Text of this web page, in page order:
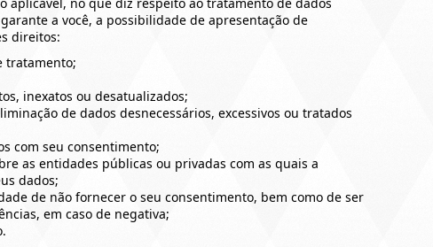
a você, a possibilidade de apresentação de
direitos:
tratamento;
inexatos ou desatualizados;
de dados desnecessários, excessivos ou tratados
com seu consentimento;
as entidades públicas ou privadas com as quais a
dados;
de não fornecer o seu consentimento, bem como de ser
em caso de negativa;